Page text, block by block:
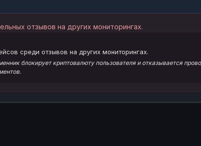
отзывов на других мониторингах.
среди отзывов на других мониторингах.
блокирует криптовалюту пользователя и отказывается